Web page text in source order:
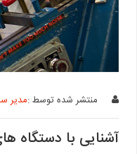
منتشر شده توسط :مدیر
آشنایی با دستگاه